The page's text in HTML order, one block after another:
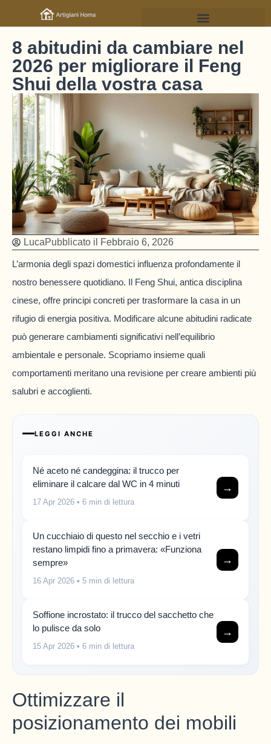
8 abitudini da cambiare nel
2026 per migliorare il Feng
Shui della vostra casa
LucaPubblicato il Febbraio 6, 2026
L’armonia degli spazi domestici influenza profondamente il
nostro benessere quotidiano. Il Feng Shui, antica disciplina
cinese, offre principi concreti per trasformare la casa in un
rifugio di energia positiva. Modificare alcune abitudini radicate
può generare cambiamenti significativi nell’equilibrio
ambientale e personale. Scopriamo insieme quali
comportamenti meritano una revisione per creare ambienti più
salubri e accoglienti.
LEGGI ANCHE
Né aceto né candeggina: il trucco per
eliminare il calcare dal WC in 4 minuti
17 Apr 2026 • 6 min di lettura
→
Un cucchiaio di questo nel secchio e i vetri
restano limpidi fino a primavera: «Funziona
sempre»
16 Apr 2026 • 5 min di lettura
→
Soffione incrostato: il trucco del sacchetto che
lo pulisce da solo
15 Apr 2026 • 6 min di lettura
→
Ottimizzare il
posizionamento dei mobili